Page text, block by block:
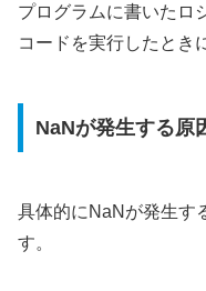
プログラムに書いたロ
コードを実行したとき
NaNが発生する原
具体的にNaNが発生す
す。